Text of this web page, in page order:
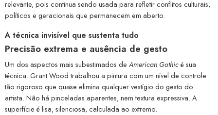
relevante, pois continua sendo usada para refletir conflitos culturais,
políticos e geracionais que permanecem em aberto.
A técnica invisível que sustenta tudo
Precisão extrema e ausência de gesto
Um dos aspectos mais subestimados de American Gothicé sua
técnica. Grant Wood trabalhou a pintura com um nível de controle
tão rigoroso que quase elimina qualquer vestígio do gesto do
artista. Não há pinceladas aparentes, nem textura expressiva. A
superfície é lisa, silenciosa, calculada ao extremo.